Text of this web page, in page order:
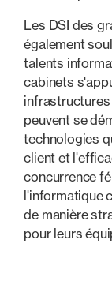
Les DSI des
également
talents
cabinets
peuvent se
technologies
client et
concurrence
l'informatique
de manière
pour leurs